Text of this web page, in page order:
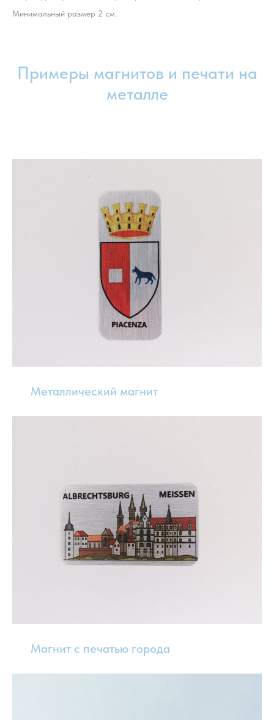
Минимальный размер 2 см.
Примеры магнитов и печати на
металле
Металлический магнит
Магнит с печатью города